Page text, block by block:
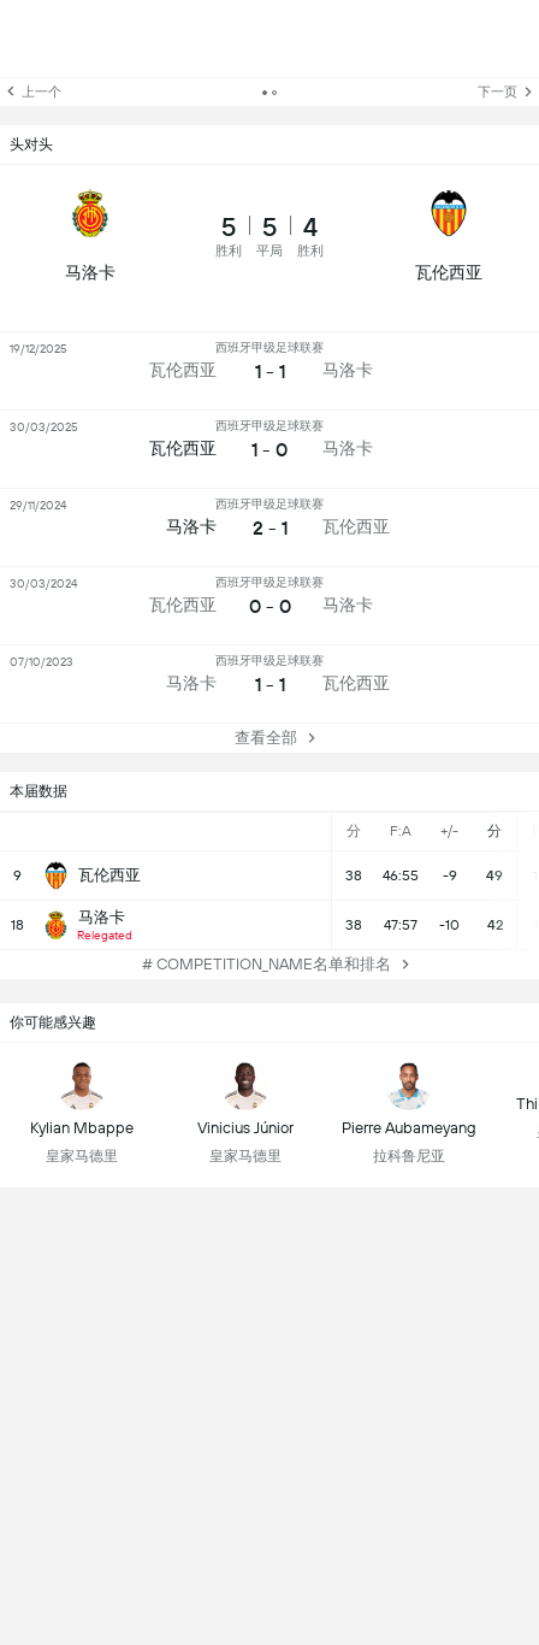
本届数据
分 F:A +/- 分
9 瓦伦西亚 38 46:55 -9 49
18 马洛卡
Relegated
38 47:57 -10 42
# COMPETITION_NAME名单和排名
上一个 下一页
头对头
马洛卡
5
胜利
5
平局
4
胜利
瓦伦西亚
瓦伦西亚
西班牙甲级足球联赛
1 - 1 马洛卡
19/12/2025
瓦伦西亚
西班牙甲级足球联赛
1 - 0 马洛卡
30/03/2025
马洛卡
西班牙甲级足球联赛
2 - 1 瓦伦西亚
29/11/2024
瓦伦西亚
西班牙甲级足球联赛
0 - 0 马洛卡
30/03/2024
马洛卡
西班牙甲级足球联赛
1 - 1 瓦伦西亚
07/10/2023
查看全部
你可能感兴趣
Kylian Mbappe
皇家马德里
Vinicius Júnior
皇家马德里
Pierre Aubameyang
拉科鲁尼亚